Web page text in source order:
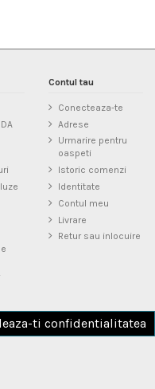
Contul tau
Conecteaza-te
Adrese
Urmarire pentru
oaspeti
Istoric comenzi
Identitate
Contul meu
Livrare
Retur sau inlocuire
ti confidentialitatea